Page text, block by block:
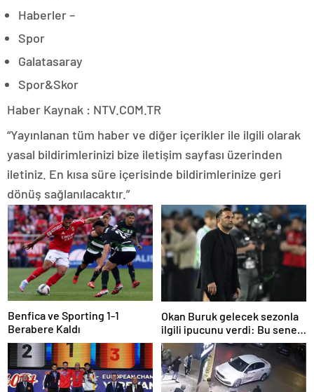
Haberler –
Spor
Galatasaray
Spor&Skor
Haber Kaynak : NTV.COM.TR
“Yayınlanan tüm haber ve diğer içerikler ile ilgili olarak
yasal bildirimlerinizi bize iletişim sayfası üzerinden
iletiniz. En kısa süre içerisinde bildirimlerinize geri
dönüş sağlanılacaktır.”
Benfica ve Sporting 1-1
Berabere Kaldı
Okan Buruk gelecek sezonla
ilgili ipucunu verdi: Bu sene
3, seneye de 4